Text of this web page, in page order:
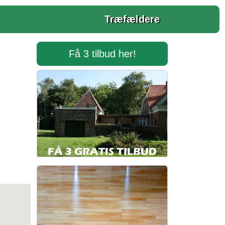
Træfældere
Få 3 tilbud her!